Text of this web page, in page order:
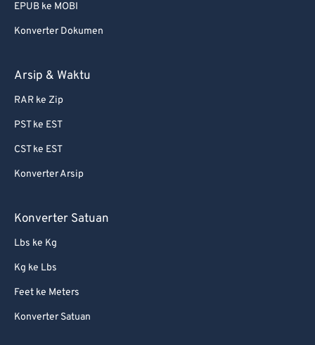
EPUB ke MOBI
Konverter Dokumen
Arsip & Waktu
RAR ke Zip
PST ke EST
CST ke EST
Konverter Arsip
Konverter Satuan
Lbs ke Kg
Kg ke Lbs
Feet ke Meters
Konverter Satuan